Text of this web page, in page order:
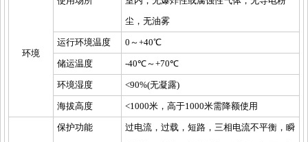
环境
尘，无油雾
运行环境温度 0～+40℃
储运温度 -40℃～+70℃
环境湿度 <90%(无凝露)
海拔高度 <1000米，高于1000米需降额使用
保护功能
过电流，过载，短路，三相电流不平衡，瞬